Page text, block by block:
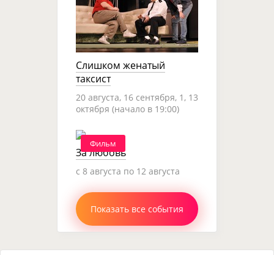
Слишком женатый
таксист
20 августа, 16 сентября, 1, 13
октября (начало в 19:00)
Фильм
За любовь
c 8 августа по 12 августа
Показать все события